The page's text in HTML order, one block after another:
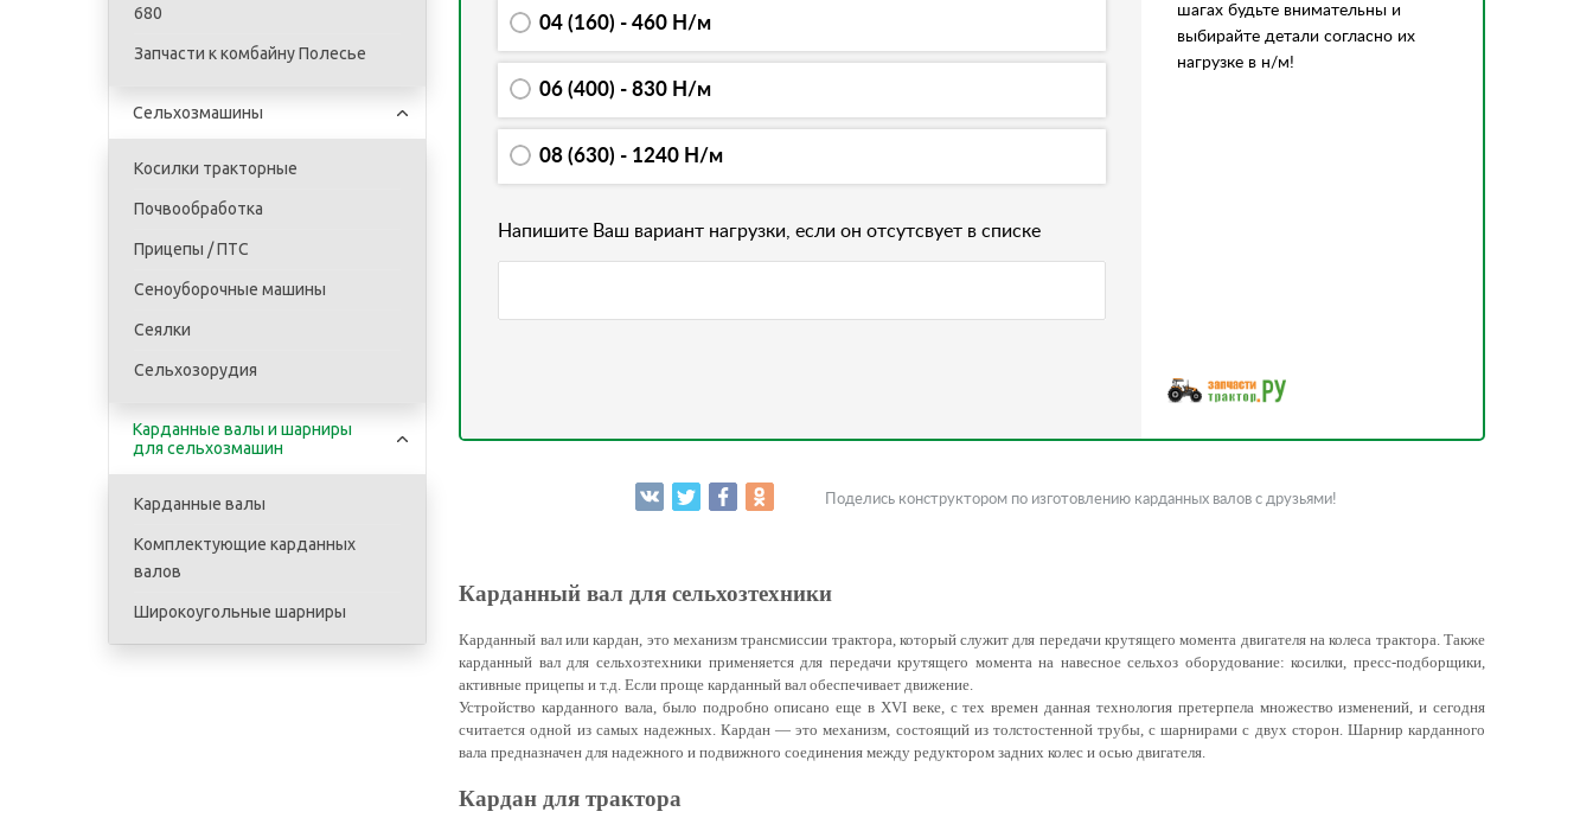
680
Запчасти к комбайну Полесье
Сельхозмашины
Косилки тракторные
Почвообработка
Прицепы / ПТС
Сеноуборочные машины
Сеялки
Сельхозорудия
Карданные валы и шарниры
для сельхозмашин
Карданные валы
Комплектующие карданных
валов
Широкоугольные шарниры
04 (160) - 460 Н/м
06 (400) - 830 Н/м
08 (630) - 1240 Н/м
Напишите Ваш вариант нагрузки, если он отсутсвует в списке
Крестовина 23,8х61,3 (159) Крестовина 27х74,6 (016)
Крестовина 23,8х61,3 (159) Крестовина 27х74,6 (016)
Вал 38х32 8 шлицов
Вал 1,3/8"- Z 6
шлицов
Вал 1,3/4"- Z 6
шлицов
Вал 38х32 8
Вал 1,3/8"- Z 6
Вал 1,3/4"- Z 8
Вал 1,3/4"- Z 20
Муфта
Муфта обгонная
Муфта
900 мм
1000 мм
С кожухом Без кожуха
шагах будьте внимательны и
выбирайте детали согласно их
нагрузке в н/м!
Поделись конструктором по изготовлению карданных валов с друзьями!
Карданный вал для сельхозтехники
Карданный вал или кардан, это механизм трансмиссии трактора, который служит для передачи крутящего момента двигателя на колеса трактора. Также
карданный вал для сельхозтехники применяется для передачи крутящего момента на навесное сельхоз оборудование: косилки, пресс-подборщики,
активные прицепы и т.д. Если проще карданный вал обеспечивает движение.
Устройство карданного вала, было подробно описано еще в XVI веке, с тех времен данная технология претерпела множество изменений, и сегодня
считается одной из самых надежных. Кардан — это механизм, состоящий из толстостенной трубы, с шарнирами с двух сторон. Шарнир карданного
вала предназначен для надежного и подвижного соединения между редуктором задних колес и осью двигателя.
Кардан для трактора